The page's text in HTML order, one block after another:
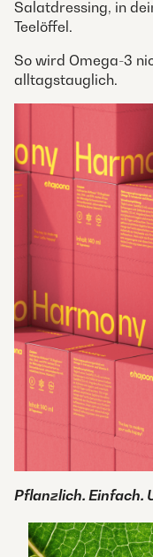
Salatdressing, in
Teelöffel.
So wird Omega-3
alltagstauglich.
Pflanzlich. Einfach.